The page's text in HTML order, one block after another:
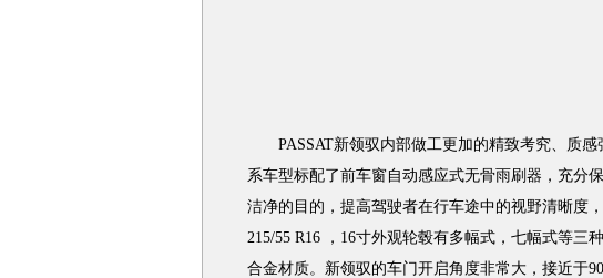
PASSAT新领驭内部做工更加的精致考究、质感
系车型标配了前车窗自动感应式无骨雨刷器，充分
洁净的目的，提高驾驶者在行车途中的视野清晰度
215/55 R16 ，16寸外观轮毂有多幅式，七幅式等三
合金材质。新领驭的车门开启角度非常大，接近于